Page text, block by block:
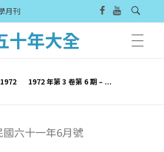
月刊
十年大全
1972 1972 年第 3 卷第 6 期 – ...
國六十一年6月號